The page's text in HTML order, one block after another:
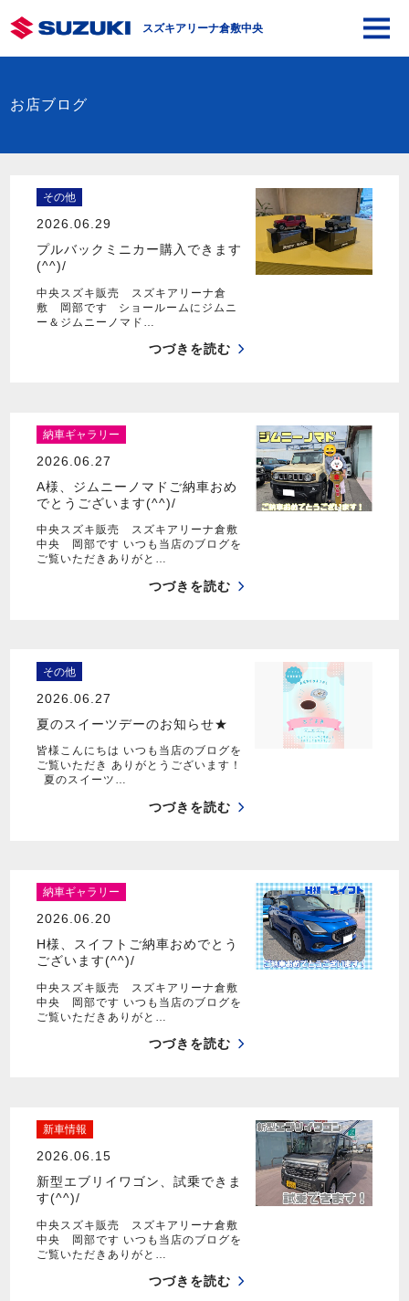
スズキアリーナ倉敷中央
お店ブログ
その他
2026.06.29
プルバックミニカー購入できます
(^^)/
中央スズキ販売 スズキアリーナ倉
敷 岡部です ショールームにジムニ
ー＆ジムニーノマド…
つづきを読む
納車ギャラリー
2026.06.27
A様、ジムニーノマドご納車おめ
でとうございます(^^)/
中央スズキ販売 スズキアリーナ倉敷
中央 岡部です いつも当店のブログを
ご覧いただきありがと…
つづきを読む
その他
2026.06.27
夏のスイーツデーのお知らせ★
皆様こんにちは いつも当店のブログを
ご覧いただき ありがとうございます！
夏のスイーツ…
つづきを読む
納車ギャラリー
2026.06.20
H様、スイフトご納車おめでとう
ございます(^^)/
中央スズキ販売 スズキアリーナ倉敷
中央 岡部です いつも当店のブログを
ご覧いただきありがと…
つづきを読む
新車情報
2026.06.15
新型エブリイワゴン、試乗できま
す(^^)/
中央スズキ販売 スズキアリーナ倉敷
中央 岡部です いつも当店のブログを
ご覧いただきありがと…
つづきを読む